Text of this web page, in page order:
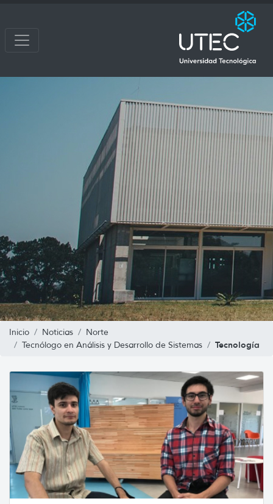
Inicio Noticias
Norte
Tecnólogo en Análisis y Desarrollo de Sistemas
Tecnología